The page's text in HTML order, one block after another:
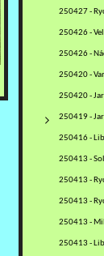
250420 -
250413 -